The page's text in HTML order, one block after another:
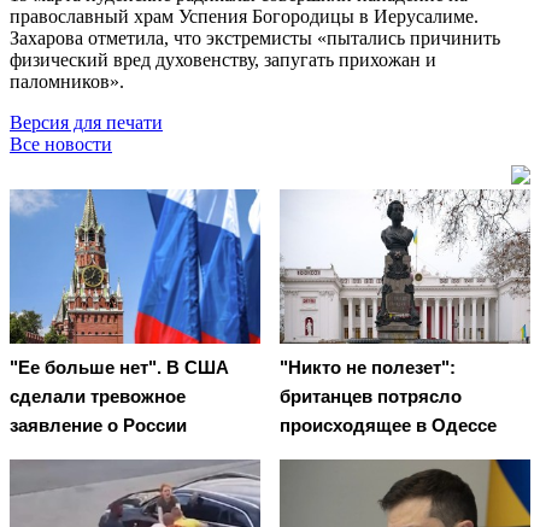
православный храм Успения Богородицы в Иерусалиме.
Захарова отметила, что экстремисты «пытались причинить
физический вред духовенству, запугать прихожан и
паломников».
Версия для печати
Все новости
"Ее больше нет". В США
сделали тревожное
заявление о России
"Никто не полезет":
британцев потрясло
происходящее в Одессе